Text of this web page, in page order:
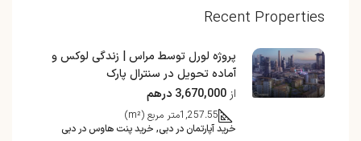
Recent Properties
پروژه لورل توسط مراس | زندگی لوکس و
آماده تحویل در سنترال پارک
از 3,670,000 درهم
1,257.55متر مربع (m²)
خرید آپارتمان در دبی, خرید پنت هاوس در دبی